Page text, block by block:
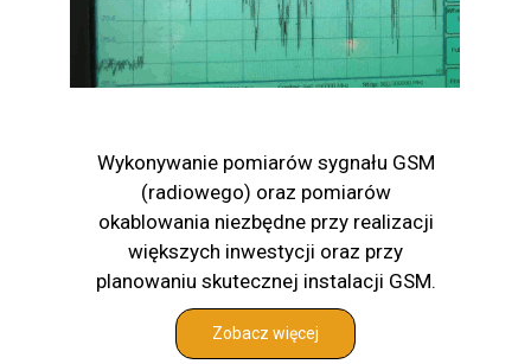
Wykonywanie pomiarów sygnału GSM
(radiowego) oraz pomiarów
okablowania niezbędne przy realizacji
większych inwestycji oraz przy
planowaniu skutecznej instalacji GSM.
Zobacz więcej